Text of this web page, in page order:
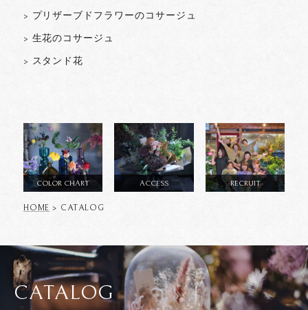
> プリザーブドフラワーのコサージュ
> 生花のコサージュ
> スタンド花
COLOR CHART ACCESS RECRUIT
HOME > CATALOG
CATALOG